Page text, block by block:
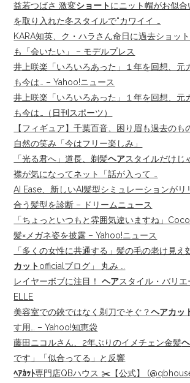
益若つばさ 激変ショートにニット帽がお似
を取り入れた冬スタイルで“カワイイ …
KARA知英、ク・ハラさん命日に過去ショッ
も「会いたい」 – モデルプレス
井上咲楽「いろいろあった」１年を回想、元
も今は… – Yahoo!ニュース
井上咲楽「いろいろあった」１年を回想、元
も今は…（日刊スポーツ）
【フィギュア】千葉百音、困り眉も過去のも
自然の笑み「今はフリー楽しみ」
「光る君へ」道長、剃髪ヘアスタイルだけじ
襟が気になってネット「話が入って …
AI Ease、新しいAI髪型シミュレーションがリ
合う髪型を診断 – ドリームニュース
「ちょっといつもと雰囲気違いますね」
髪×メガネ姿を披露 – Yahoo!ニュース
「多くの女性に共通する」髪の毛の老け見え
カットofficialブログ」 丸み …
レイヤーボブに注目！ヘアスタイル・バリ
ELLE
美容室での鋏ではなく剃刀でそぐ？ヘアカッ
す用… – Yahoo!知恵袋
藤田ニコルさん、2年ぶりのイメチェン金髪
です」「似合ってる」と反響
ﾍｱｶｯﾄ専門店QBハウス ✂️【公式】